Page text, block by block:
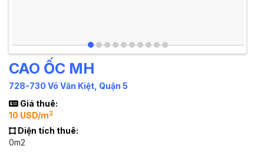
CAO ỐC MH
728-730 Võ Văn Kiệt, Quận 5
Giá thuê:
10 USD/m2
Diện tích thuê:
0m2